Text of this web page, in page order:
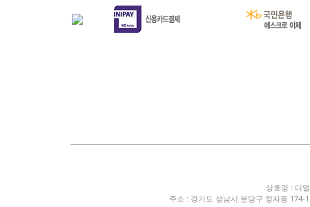
상호명 : 디
주소 : 경기도 성남시 분당구 정자동 174-